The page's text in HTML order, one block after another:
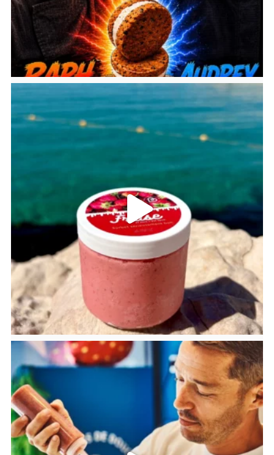
bricoleursdedouceurs
bricoleursdedouceurs
Juil 24